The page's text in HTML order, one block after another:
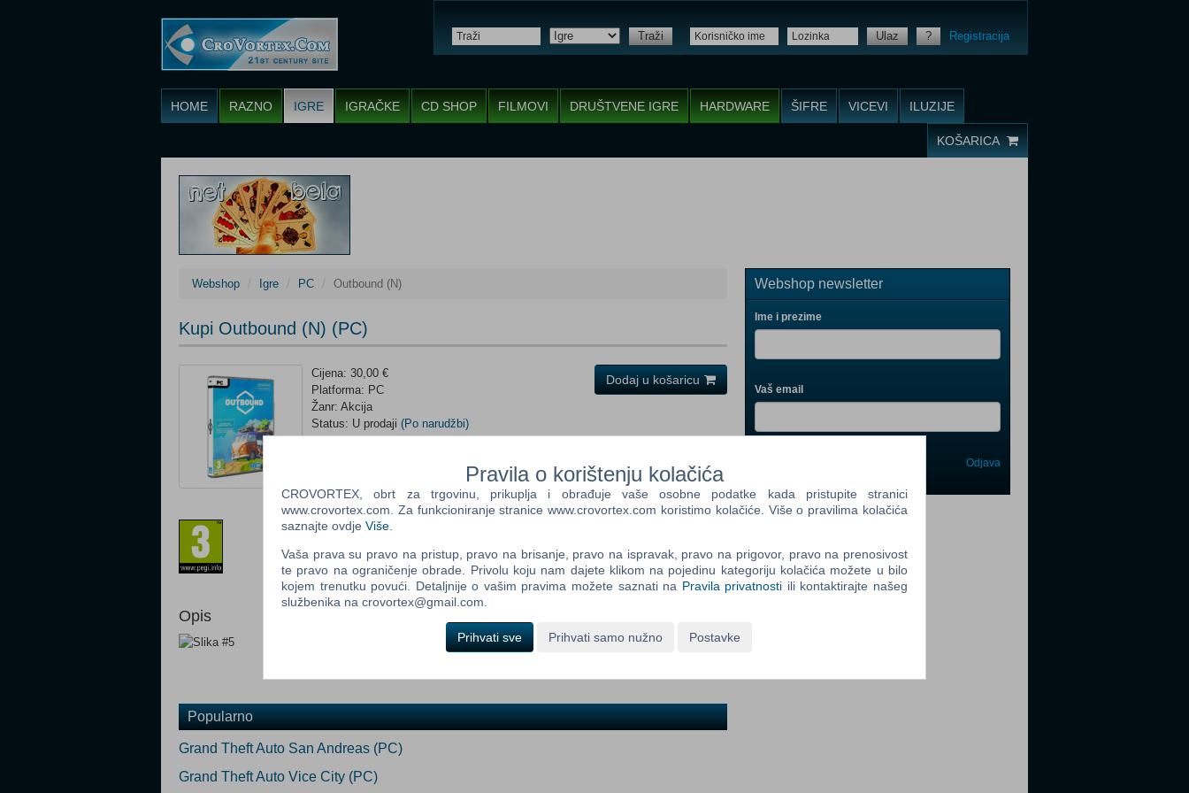
Traži Ulaz ? Registracija
HOME RAZNO IGRE IGRAČKE CD SHOP FILMOVI DRUŠTVENE IGRE HARDWARE ŠIFRE VICEVI ILUZIJE
KOŠARICA
Webshop Igre PC Outbound (N)
Kupi Outbound (N) (PC)
Cijena: 30,00 €
Platforma: PC
Žanr: Akcija
Status: U prodaji (Po narudžbi)
Prilagođeno za dob:
Opis
Dodaj u košaricu
Popularno
Grand Theft Auto San Andreas (PC)
Grand Theft Auto Vice City (PC)
Webshop newsletter
Ime i prezime
Vaš email
One
Newsletter
Control
Odjava
Pravila o korištenju kolačića
CROVORTEX, obrt za trgovinu, prikuplja i obrađuje vaše osobne podatke kada pristupite stranici
www.crovortex.com. Za funkcioniranje stranice www.crovortex.com koristimo kolačiće. Više o pravilima kolačića
saznajte ovdje Više
Vaša prava su pravo na pristup, pravo na brisanje, pravo na ispravak, pravo na prigovor, pravo na prenosivost
te pravo na ograničenje obrade. Privolu koju nam dajete klikom na pojedinu kategoriju kolačića možete u bilo
kojem trenutku povući. Detaljnije o vašim pravima možete saznati na Pravila privatnosti ili kontaktirajte našeg
službenika na crovortex@gmail.com.
Prihvati sve Prihvati samo nužno Postavke